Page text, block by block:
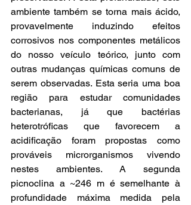
ambiente também se torna mais ácido,
provavelmente induzindo efeitos
corrosivos nos componentes metálicos
do nosso veículo teórico, junto com
outras mudanças químicas comuns de
serem observadas. Esta seria uma boa
região para estudar comunidades
bacterianas, já que bactérias
heterotróficas que favorecem a
acidificação foram propostas como
prováveis microrganismos vivendo
nestes ambientes. A segunda
picnoclina a ~246 m é semelhante à
profundidade máxima medida pela